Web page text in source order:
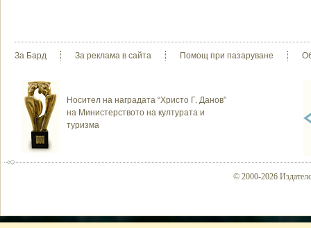
За Бард За реклама в сайта Помощ при пазаруване
Носител на наградата “Христо Г. Данов”
на Министерството на културата и
туризма
© 2000-2026